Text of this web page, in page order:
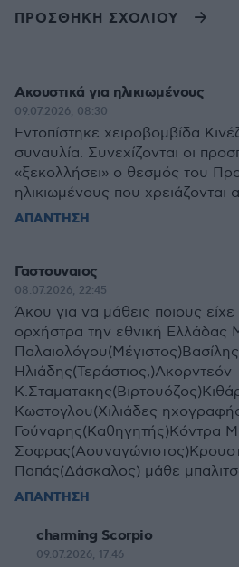
ΠΡΟΣΘΗΚΗ ΣΧΟΛΙΟΥ
Ακουστικά για ηλικιωμένους
09.07.2026, 08:30
Εντοπίστηκε χειροβομβίδα
συναυλία. Συνεχίζονται οι
«ξεκολλήσει» ο θεσμός του
ηλικιωμένους που χρειάζονται
ΑΠΑΝΤΗΣΗ
Γαστουναιος
08.07.2026, 22:45
Άκου για να μάθεις ποιους
ορχήστρα την εθνική Ελλάδας
Παλαιολόγου(Μέγιστος)Βασίλης
Ηλιάδης(Τεράστιος,)Ακορντεόν
Κωστογλου(Χιλιάδες
Γούναρης(Καθηγητής)Κόντρα
Παπάς(Δάσκαλος) μάθε
ΑΠΑΝΤΗΣΗ
charming Scorpio
09.07.2026, 17:46